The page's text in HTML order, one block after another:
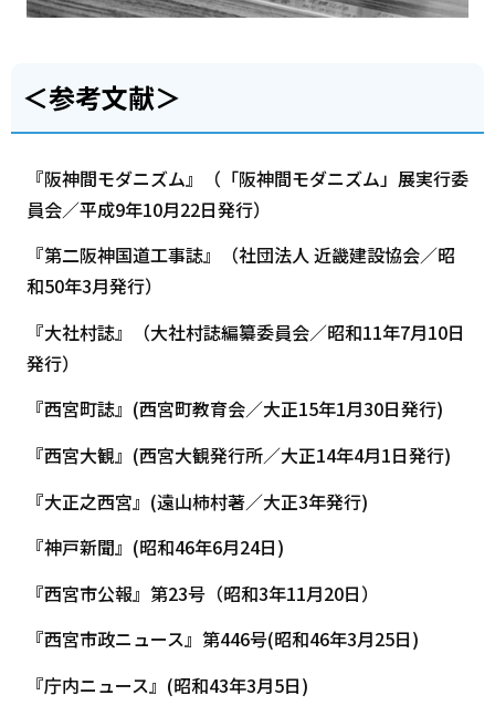
＜参考文献＞
『阪神間モダニズム』（「阪神間モダニズム」展実行委
員会／平成9年10月22日発行）
『第二阪神国道工事誌』（社団法人 近畿建設協会／昭
和50年3月発行）
『大社村誌』（大社村誌編纂委員会／昭和11年7月10日
発行）
『西宮町誌』(西宮町教育会／大正15年1月30日発行)
『西宮大観』(西宮大観発行所／大正14年4月1日発行)
『大正之西宮』(遠山柿村著／大正3年発行)
『神戸新聞』(昭和46年6月24日)
『西宮市公報』第23号（昭和3年11月20日）
『西宮市政ニュース』第446号(昭和46年3月25日)
『庁内ニュース』(昭和43年3月5日)